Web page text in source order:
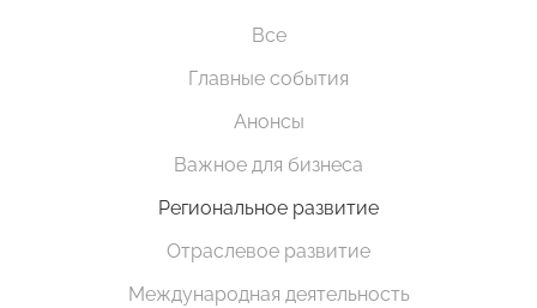
Все
Главные события
Анонсы
Важное для бизнеса
Региональное развитие
Отраслевое развитие
Международная деятельность